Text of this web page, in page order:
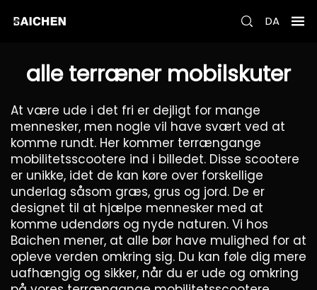
DA
alle terræner mobilskuter
At være ude i det fri er dejligt for mange
mennesker, men nogle vil have svært ved at
komme rundt. Her kommer terrængange
mobilitetsscootere ind i billedet. Disse scootere
er unikke, idet de kan køre over forskellige
underlag såsom græs, grus og jord. De er
designet til at hjælpe mennesker med at
komme udendørs og nyde naturen. Vi hos
Baichen mener, at alle bør have mulighed for at
opleve verden omkring sig. Du kan føle dig mere
uafhængig og sikker, når du er ude og omkring